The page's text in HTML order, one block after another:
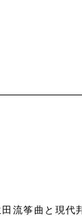
流筝曲と現代